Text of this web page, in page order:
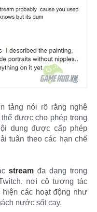
tảng nói rõ rằng nghệ
được cho phép trong
dung được cấp phép
tuân theo các hạn chế
streamđa dạng trong
nơi cô tương tác
các hoạt động như
nước sốt cay.​